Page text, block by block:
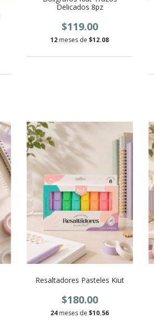
Delicados 8pz
$119.00
12 meses de$12.08
Resaltadores Pasteles Kiut
$180.00
24 meses de$10.56